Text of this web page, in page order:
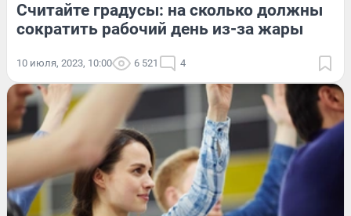
Считайте градусы: на сколько должны
сократить рабочий день из-за жары
10 июля, 2023, 10:00 6 521 4